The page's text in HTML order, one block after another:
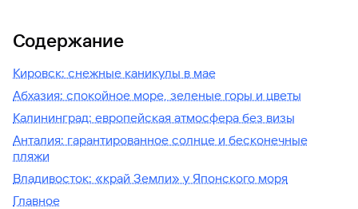
Содержание
Кировск: снежные каникулы в мае
Абхазия: спокойное море, зеленые горы и цветы
Калининград: европейская атмосфера без визы
Анталия: гарантированное солнце и бесконечные
пляжи
Владивосток: «край Земли» у Японского моря
Главное